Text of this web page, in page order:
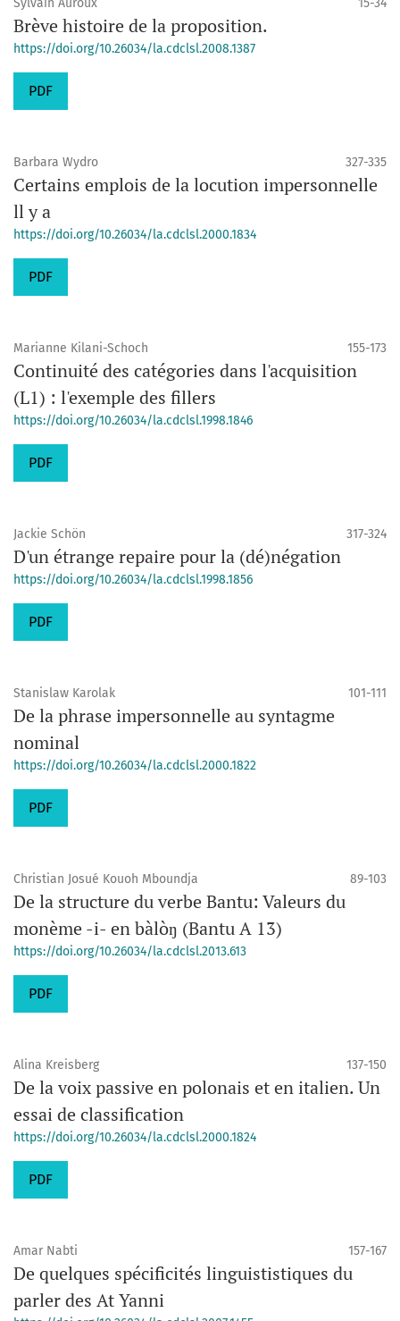
Sylvain Auroux 15-34
Brève histoire de la proposition.
https://doi.org/10.26034/la.cdclsl.2008.1387
PDF
Barbara Wydro 327-335
Certains emplois de la locution impersonnelle
ll y a
https://doi.org/10.26034/la.cdclsl.2000.1834
PDF
Marianne Kilani-Schoch 155-173
Continuité des catégories dans l'acquisition
(L1) : l'exemple des fillers
https://doi.org/10.26034/la.cdclsl.1998.1846
PDF
Jackie Schön 317-324
D'un étrange repaire pour la (dé)négation
https://doi.org/10.26034/la.cdclsl.1998.1856
PDF
Stanislaw Karolak 101-111
De la phrase impersonnelle au syntagme
nominal
https://doi.org/10.26034/la.cdclsl.2000.1822
PDF
Christian Josué Kouoh Mboundja 89-103
De la structure du verbe Bantu: Valeurs du
monème -i- en bàlòŋ (Bantu A 13)
https://doi.org/10.26034/la.cdclsl.2013.613
PDF
Alina Kreisberg 137-150
De la voix passive en polonais et en italien. Un
essai de classification
https://doi.org/10.26034/la.cdclsl.2000.1824
PDF
Amar Nabti 157-167
De quelques spécificités linguististiques du
parler des At Yanni